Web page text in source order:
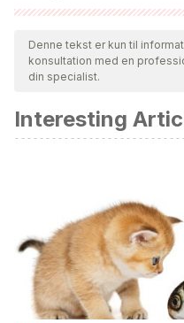
Alle citerede kilder blev
for at sikre deres kvalitet,
Bibliografien i denne artikel
Park, M. S., Kim, Y., Kang,
S., & Kim, D. Y. (2006).
Murchison, E. P. (2008).
dogs and Tasmanian
https://doi.org/10.1038/
Belov, K. (2012).
and the dog.BioEssays.
Denne tekst er kun til
konsultation med en
din specialist.
Interesting